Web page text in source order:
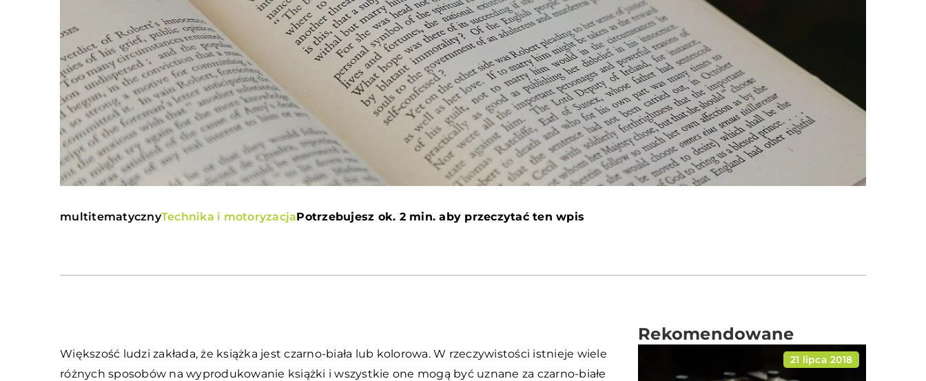
multitematycznyTechnika i motoryzacjaPotrzebujesz ok. 2 min. aby przeczytać ten wpis
Większość ludzi zakłada, że książka jest czarno-biała lub kolorowa. W rzeczywistości istnieje wiele
różnych sposobów na wyprodukowanie książki i wszystkie one mogą być uznane za czarno-białe
Rekomendowane
21 lipca 2018